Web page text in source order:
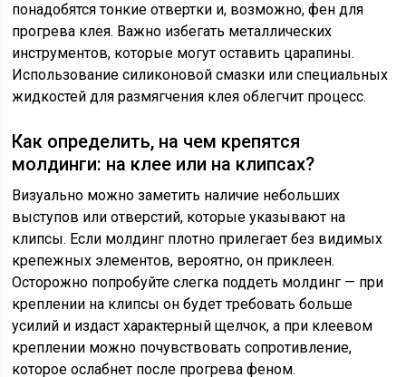
понадобятся тонкие отвертки и, возможно, фен для
прогрева клея. Важно избегать металлических
инструментов, которые могут оставить царапины.
Использование силиконовой смазки или специальных
жидкостей для размягчения клея облегчит процесс.
Как определить, на чем крепятся
молдинги: на клее или на клипсах?
Визуально можно заметить наличие небольших
выступов или отверстий, которые указывают на
клипсы. Если молдинг плотно прилегает без видимых
крепежных элементов, вероятно, он приклеен.
Осторожно попробуйте слегка поддеть молдинг — при
креплении на клипсы он будет требовать больше
усилий и издаст характерный щелчок, а при клеевом
креплении можно почувствовать сопротивление,
которое ослабнет после прогрева феном.